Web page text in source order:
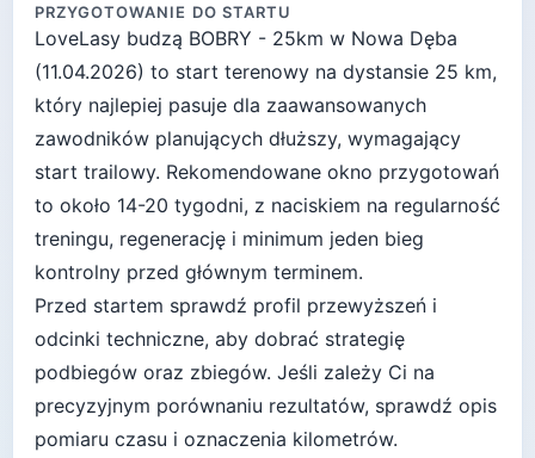
PRZYGOTOWANIE DO STARTU
LoveLasy budzą BOBRY - 25km w Nowa Dęba
(11.04.2026) to start terenowy na dystansie 25 km,
który najlepiej pasuje dla zaawansowanych
zawodników planujących dłuższy, wymagający
start trailowy. Rekomendowane okno przygotowań
to około 14-20 tygodni, z naciskiem na regularność
treningu, regenerację i minimum jeden bieg
kontrolny przed głównym terminem.
Przed startem sprawdź profil przewyższeń i
odcinki techniczne, aby dobrać strategię
podbiegów oraz zbiegów. Jeśli zależy Ci na
precyzyjnym porównaniu rezultatów, sprawdź opis
pomiaru czasu i oznaczenia kilometrów.